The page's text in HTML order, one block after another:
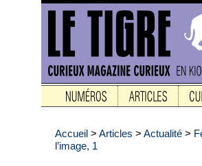
Accueil > Articles > Actualité >
l’image, 1